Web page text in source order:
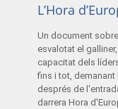
L’Hora
Un document
esvalotat el
capacitat dels
fins i tot, demanant
després de
darrera Hora